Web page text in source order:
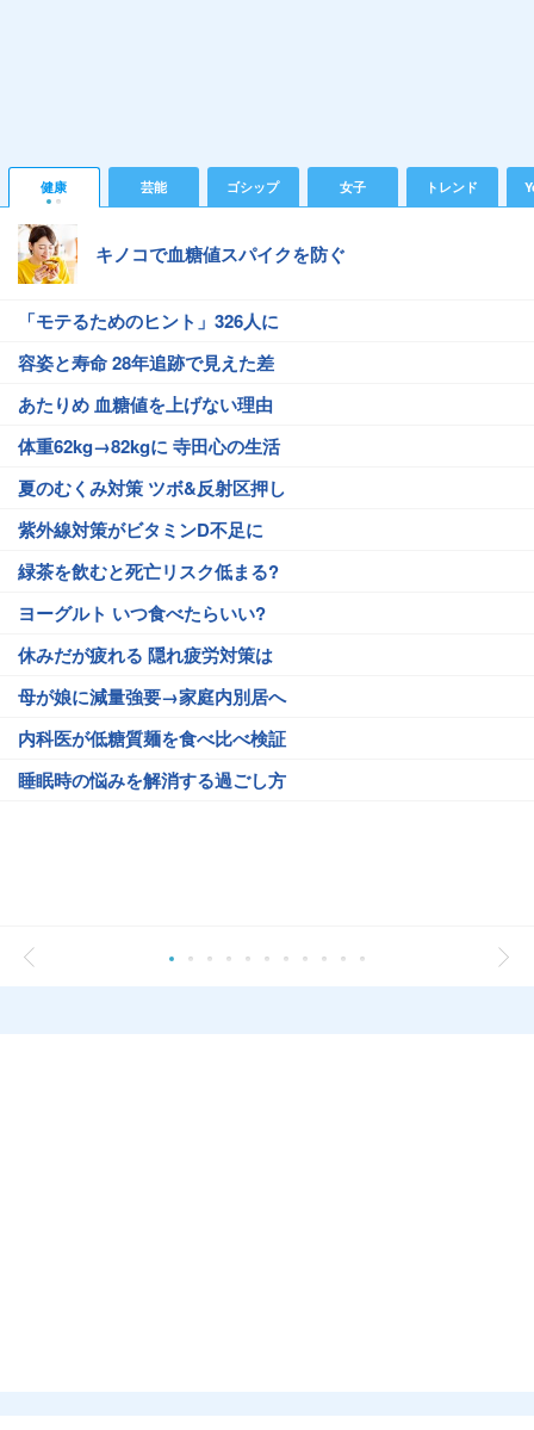
健康 芸能 ゴシップ 女子 トレンド
キノコで血糖値スパイクを防ぐ
「モテるためのヒント」326人に
容姿と寿命 28年追跡で見えた差
あたりめ 血糖値を上げない理由
体重62kg→82kgに 寺田心の生活
夏のむくみ対策 ツボ&反射区押し
紫外線対策がビタミンD不足に
緑茶を飲むと死亡リスク低まる?
ヨーグルト いつ食べたらいい?
休みだが疲れる 隠れ疲労対策は
母が娘に減量強要→家庭内別居へ
内科医が低糖質麺を食べ比べ検証
睡眠時の悩みを解消する過ごし方